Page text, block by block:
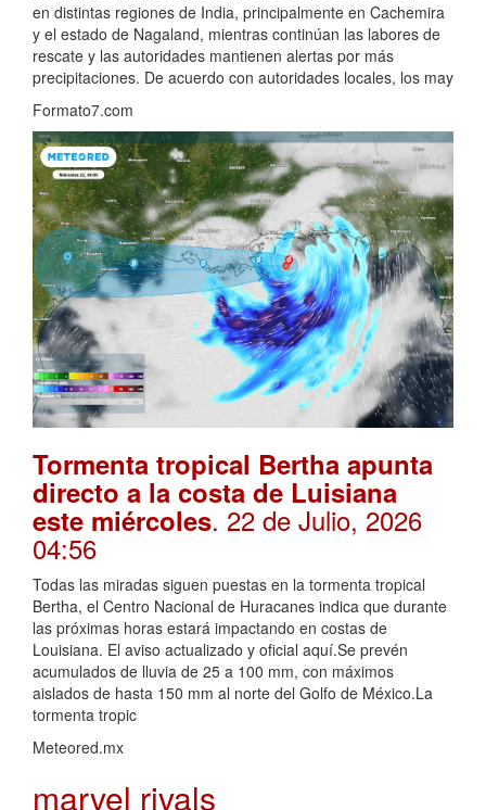
en distintas regiones de India, principalmente en Cachemira
y el estado de Nagaland, mientras continúan las labores de
rescate y las autoridades mantienen alertas por más
precipitaciones. De acuerdo con autoridades locales, los may
Formato7.com
Tormenta tropical Bertha apunta
directo a la costa de Luisiana
este miércoles. 22 de Julio, 2026
04:56
Todas las miradas siguen puestas en la tormenta tropical
Bertha, el Centro Nacional de Huracanes indica que durante
las próximas horas estará impactando en costas de
Louisiana. El aviso actualizado y oficial aquí.Se prevén
acumulados de lluvia de 25 a 100 mm, con máximos
aislados de hasta 150 mm al norte del Golfo de México.La
tormenta tropic
Meteored.mx
marvel rivals